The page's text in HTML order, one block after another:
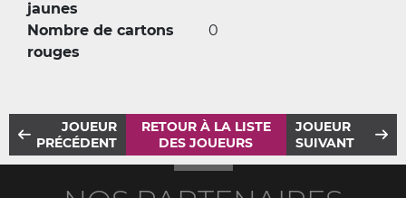
jaunes
Nombre de cartons
rouges
0
JOUEUR
PRÉCÉDENT
RETOUR À LA LISTE
DES JOUEURS
JOUEUR
SUIVANT